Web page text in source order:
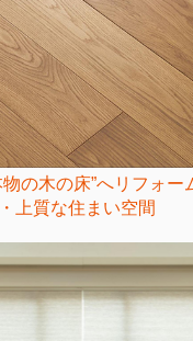
の木の床”へリフォー
上質な住まい空間